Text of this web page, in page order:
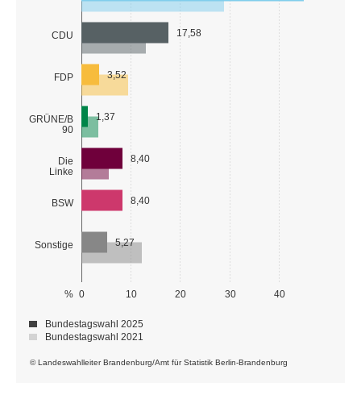
CDU
FDP
GRÜNE/B
90
Die
Linke
BSW
Sonstige
0 10 20 30 40
%
17,58
3,52
1,37
8,40
8,40
5,27
© Landeswahlleiter Brandenburg/Amt für Statistik Berlin-Brandenburg
Bundestagswahl 2025
Bundestagswahl 2021